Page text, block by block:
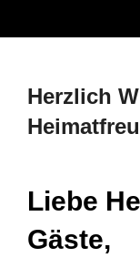
Herzlich
Liebe
Gäste,